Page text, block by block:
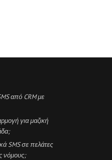
από CRM με
για μαζική
SMS σε πελάτες
νόμους;